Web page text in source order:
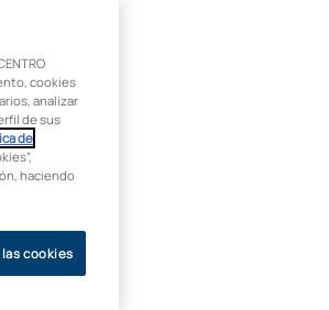
cookies
analizar
de sus
de
haciendo
cookies